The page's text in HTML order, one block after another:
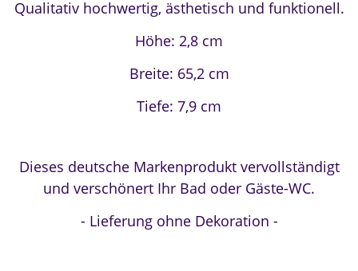
Qualitativ hochwertig, ästhetisch und funktionell.
Höhe: 2,8 cm
Breite: 65,2 cm
Tiefe: 7,9 cm
Dieses deutsche Markenprodukt vervollständigt
und verschönert Ihr Bad oder Gäste-WC.
- Lieferung ohne Dekoration -